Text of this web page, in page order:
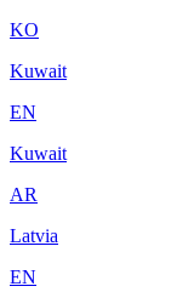
KO
Kuwait
EN
Kuwait
AR
Latvia
EN